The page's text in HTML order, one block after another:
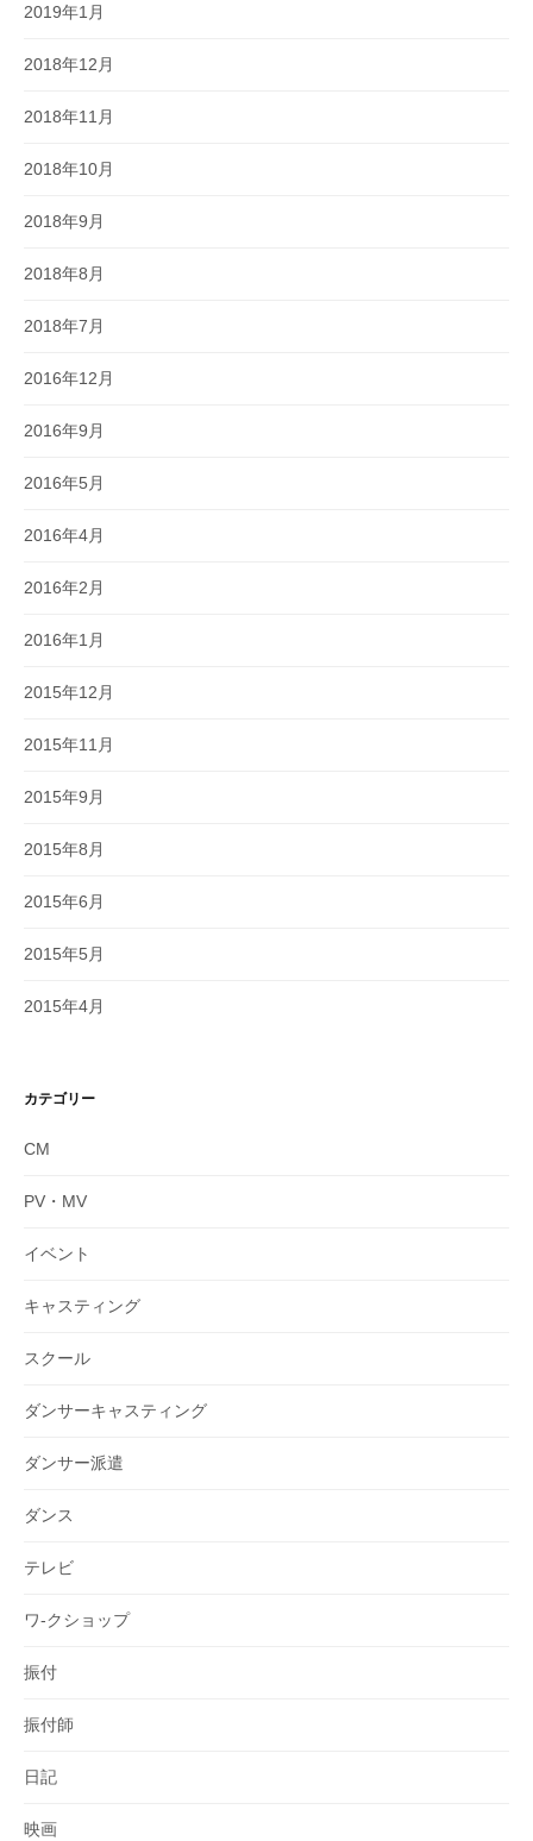
2019年1月
2018年12月
2018年11月
2018年10月
2018年9月
2018年8月
2018年7月
2016年12月
2016年9月
2016年5月
2016年4月
2016年2月
2016年1月
2015年12月
2015年11月
2015年9月
2015年8月
2015年6月
2015年5月
2015年4月
カテゴリー
CM
PV・MV
イベント
キャスティング
スクール
ダンサーキャスティング
ダンサー派遣
ダンス
テレビ
ワ-クショップ
振付
振付師
日記
映画